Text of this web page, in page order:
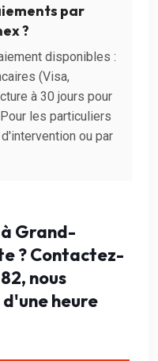
par
?
disponibles :
(Visa,
à 30 jours pour
les particuliers
ou par
Grand-
? Contactez-
nous
heure